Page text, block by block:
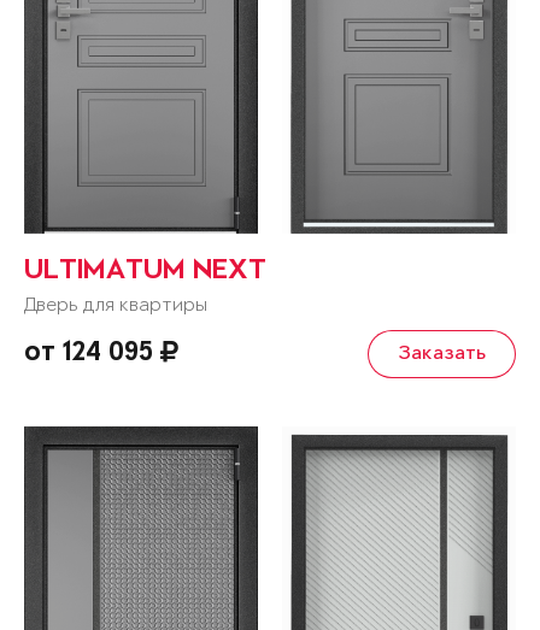
ULTIMATUM NEXT
Дверь для квартиры
от 124 095 Заказать